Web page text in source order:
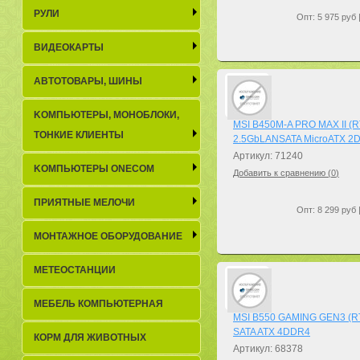
Опт: 5 975 руб
MSI B450M-A PRO MAX II
2.5GbLANSATA MicroATX
Артикул: 71240
Добавить к сравнению (0)
Опт: 8 299 руб
MSI B550 GAMING GEN3
SATA ATX 4DDR4
Артикул: 68378
РУЛИ
ВИДЕОКАРТЫ
АВТОТОВАРЫ, ШИНЫ
KОМПЬЮТЕРЫ, МОНОБЛОКИ,
ТОНКИЕ КЛИЕНТЫ
KОМПЬЮТЕРЫ ONECOM
ПРИЯТНЫЕ МЕЛОЧИ
МОНТАЖНОЕ ОБОРУДОВАНИЕ
МЕТЕОСТАНЦИИ
МЕБЕЛЬ КОМПЬЮТЕРНАЯ
КОРМ ДЛЯ ЖИВОТНЫХ